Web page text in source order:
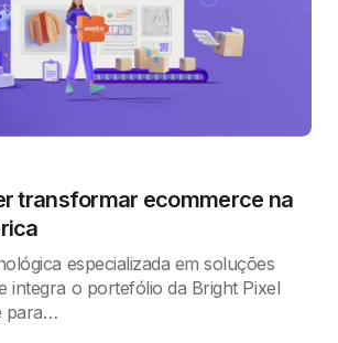
transformar ecommerce na
especializada em soluções
integra o portefólio da Bright Pixel
para…